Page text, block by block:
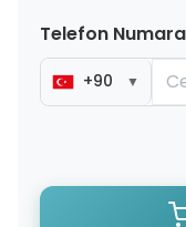
Telefon
+90 ▼